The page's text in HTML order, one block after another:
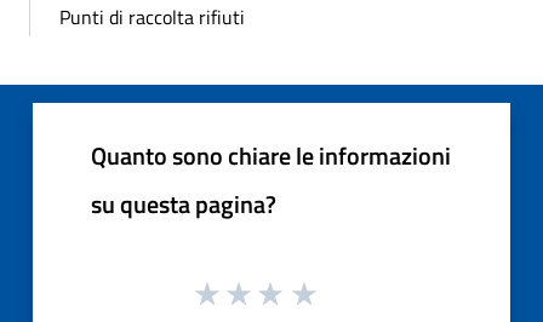
Punti di raccolta rifiuti
Quanto sono chiare le informazioni
su questa pagina?